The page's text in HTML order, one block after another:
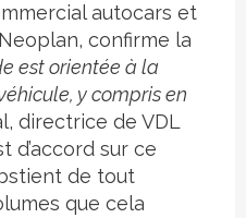
autocars et
confirme la
est orientée à la
y compris en
directrice de VDL
d’accord sur ce
de tout
que cela